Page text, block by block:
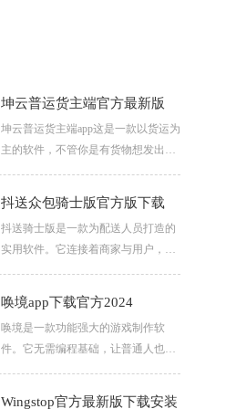
坤云普运货主端官方最新版
坤云普运货主端app这是一款以货运为
主的软件，不管你是有货物想发出
接订单，让你的汽车随时可以赚钱。
抖送众包骑士版官方版下载
抖送骑士版是一款为配送人员打造的
实用软件。它连接着商家与用户，为
并规划最优配送路线。
唤境app下载官方2024
唤境是一款功能强大的游戏制作软
件。它无需编程基础，让普通人也能
Wingstop官方最新版下载安装